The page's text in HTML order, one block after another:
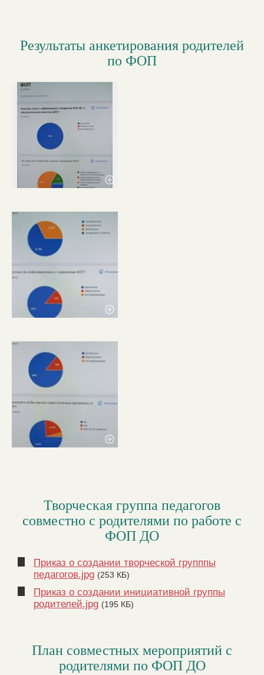
Результаты анкетирования родителей
по ФОП
Творческая группа педагогов
совместно с родителями по работе с
ФОП ДО
Приказ о создании творческой групппы
педагогов.jpg (253 КБ)
Приказ о создании инициативной группы
родителей.jpg (195 КБ)
План совместных мероприятий с
родителями по ФОП ДО